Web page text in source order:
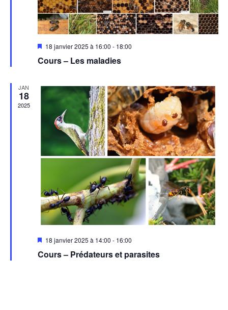
Mis
avant
18 janvier 2025 à 16:00 - 18:00
Cours – Les maladies
JAN
18
2025
Mis
avant
18 janvier 2025 à 14:00 - 16:00
Cours – Prédateurs et parasites